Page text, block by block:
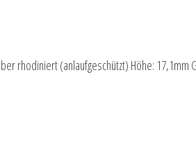
rhodiniert (anlaufgeschützt) Höhe: 17,1mm